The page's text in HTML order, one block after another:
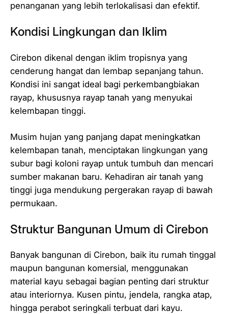
penanganan yang lebih terlokalisasi dan efektif.
Kondisi Lingkungan dan Iklim
Cirebon dikenal dengan iklim tropisnya yang
cenderung hangat dan lembap sepanjang tahun.
Kondisi ini sangat ideal bagi perkembangbiakan
rayap, khususnya rayap tanah yang menyukai
kelembapan tinggi.
Musim hujan yang panjang dapat meningkatkan
kelembapan tanah, menciptakan lingkungan yang
subur bagi koloni rayap untuk tumbuh dan mencari
sumber makanan baru. Kehadiran air tanah yang
tinggi juga mendukung pergerakan rayap di bawah
permukaan.
Struktur Bangunan Umum di Cirebon
Banyak bangunan di Cirebon, baik itu rumah tinggal
maupun bangunan komersial, menggunakan
material kayu sebagai bagian penting dari struktur
atau interiornya. Kusen pintu, jendela, rangka atap,
hingga perabot seringkali terbuat dari kayu.